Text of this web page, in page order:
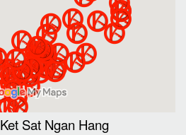
Ket Sat Ngan Hang